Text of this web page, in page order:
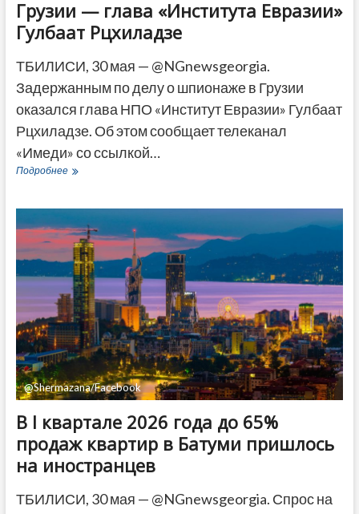
Грузии — глава «Института Евразии»
Гулбаат Рцхиладзе
ТБИЛИСИ, 30 мая — @NGnewsgeorgia.
Задержанным по делу о шпионаже в Грузии
оказался глава НПО «Институт Евразии» Гулбаат
Рцхиладзе. Об этом сообщает телеканал
«Имеди» со ссылкой…
ПодробнееЗадержанный
шпионаже
в
Грузии
—
глава
«Института
Евразии»
Гулбаат
Рцхиладзе
@Shermazana/Facebook
В I квартале 2026 года до 65%
продаж квартир в Батуми пришлось
на иностранцев
ТБИЛИСИ, 30 мая — @NGnewsgeorgia. Спрос на